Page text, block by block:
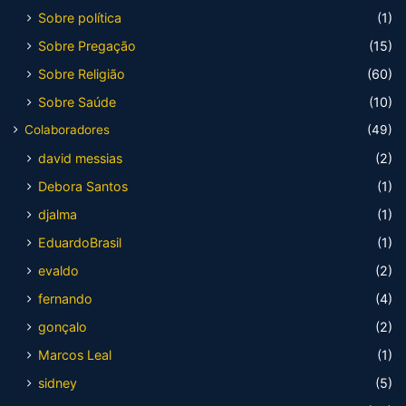
Sobre política
(1)
Sobre Pregação
(15)
Sobre Religião
(60)
Sobre Saúde
(10)
Colaboradores (49)
david messias
(2)
Debora Santos
(1)
djalma
(1)
EduardoBrasil
(1)
evaldo
(2)
fernando
(4)
gonçalo
(2)
Marcos Leal
(1)
sidney
(5)